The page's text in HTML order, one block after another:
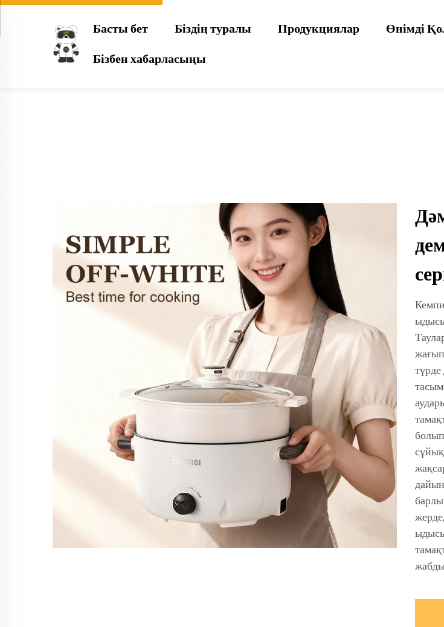
Басты бет Біздің туралы Продукциялар Өнімді
Бізбен хабарласыңы